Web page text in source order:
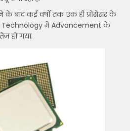
बाद कई वर्षों तक एक ही प्रोसेसर के
में Advancement के
हो गया.